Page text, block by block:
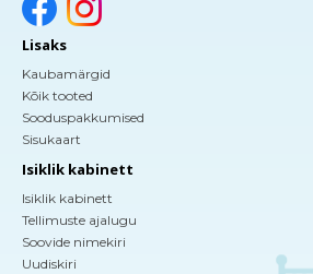
Lisaks
Kaubamärgid
Kõik tooted
Sooduspakkumised
Sisukaart
Isiklik kabinett
Isiklik kabinett
Tellimuste ajalugu
Soovide nimekiri
Uudiskiri